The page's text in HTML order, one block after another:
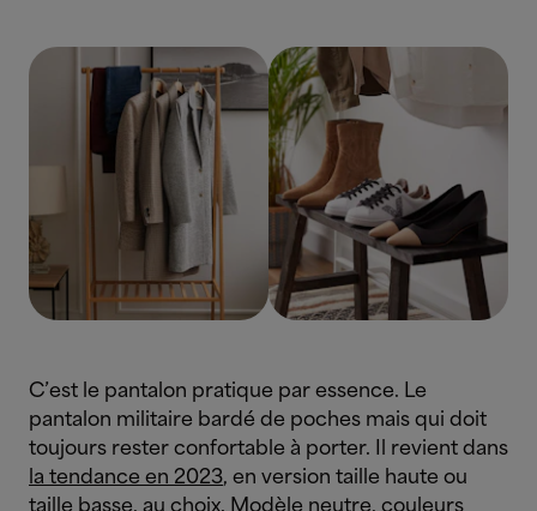
C’est le pantalon pratique par essence. Le
pantalon militaire bardé de poches mais qui doit
toujours rester confortable à porter. Il revient dans
la tendance en 2023, en version taille haute ou
taille basse, au choix. Modèle neutre, couleurs